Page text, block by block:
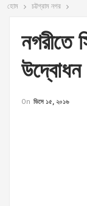
হোম চট্টগ্রাম নগর
নগরীতে
উদ্বোধন
On ডিসে ১৫, ২০১৬